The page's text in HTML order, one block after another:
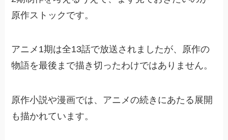
原作ストックです。
アニメ1期は全13話で放送されましたが、原作の
物語を最後まで描き切ったわけではありません。
原作小説や漫画では、アニメの続きにあたる展開
も描かれています。